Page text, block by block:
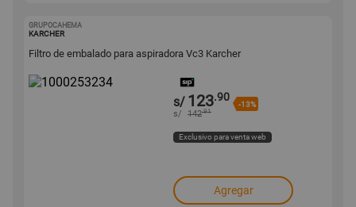
GRUPOCAHEMA
KARCHER
Filtro de embalado para aspiradora Vc3 Karcher
s/ 123.90
-13%
s/ 142.91
Exclusivo para venta web
Agregar